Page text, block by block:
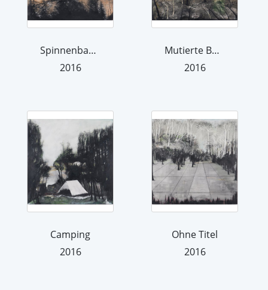
Spinnenbaum
2016
Mutierte Borkenkäfer
2016
Camping
2016
Ohne Titel
2016